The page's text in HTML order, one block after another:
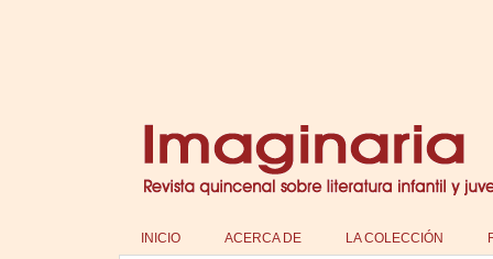
INICIO ACERCA DE LA COLECCIÓN